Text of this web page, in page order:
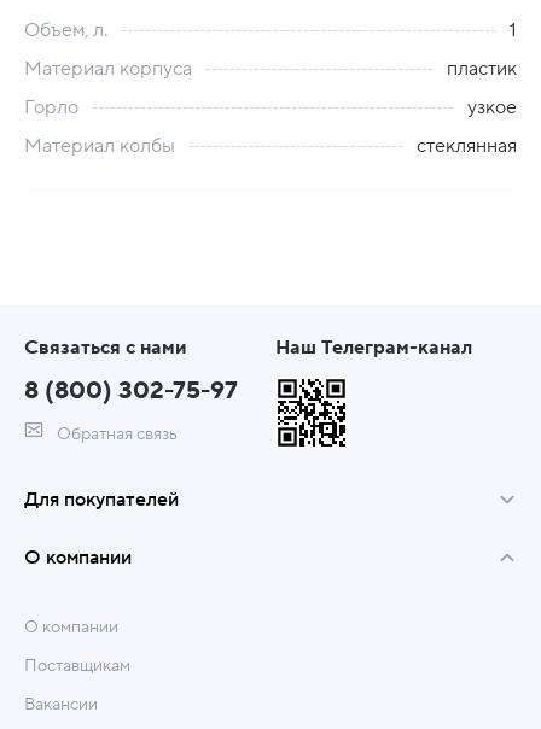
Объем, л.
1
Материал корпуса
пластик
Горло
узкое
Материал колбы
стеклянная
Связаться с нами
8 (800) 302-75-97
Обратная связь
Наш Телеграм-канал
Для покупателей
О компании
О компании
Поставщикам
Вакансии